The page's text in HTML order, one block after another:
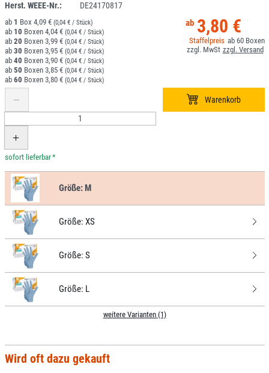
Herst. WEEE-Nr.:
DE24170817
3,80 €
60
1 4,09 € (0,04 € / Stück)
10 4,04 € (0,04 € / Stück)
20 3,99 € (0,04 € / Stück)
30 3,95 € (0,04 € / Stück)
40 3,90 € (0,04 € / Stück)
50 3,85 € (0,04 € / Stück)
60 3,80 € (0,04 € / Stück)
*
Größe:M
Größe: XS
Größe: S
Größe: L
weitere Varianten (1)
Wird oft dazu gekauft